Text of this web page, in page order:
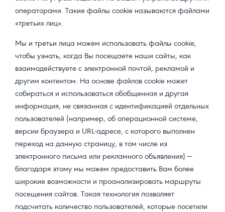
операторами. Такие файлы cookie называются файлами
«третьих лиц».
Мы и третьи лица можем использовать файлы cookie,
чтобы узнать, когда Вы посещаете наши сайты, как
взаимодействуете с электронной почтой, рекламой и
другим контентом. На основе файлов cookie может
собираться и использоваться обобщенная и другая
информация, не связанная с идентификацией отдельных
пользователей (например, об операционной системе,
версии браузера и URL-адресе, с которого выполнен
переход на данную страницу, в том числе из
электронного письма или рекламного объявления) —
благодаря этому мы можем предоставить Вам более
широкие возможности и проанализировать маршруты
посещения сайтов. Такая технология позволяет
подсчитать количество пользователей, которые посетили